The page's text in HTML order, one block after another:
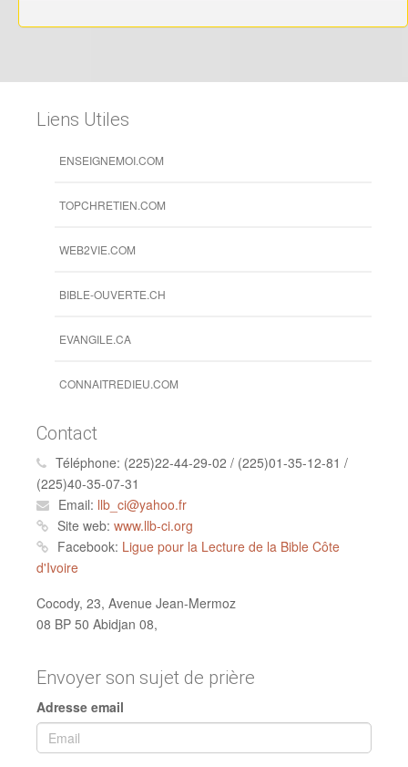
Liens Utiles
ENSEIGNEMOI.COM
TOPCHRETIEN.COM
WEB2VIE.COM
BIBLE-OUVERTE.CH
EVANGILE.CA
CONNAITREDIEU.COM
Contact
Téléphone: (225)22-44-29-02 / (225)01-35-12-81 /
(225)40-35-07-31
Email: llb_ci@yahoo.fr
Site web: www.llb-ci.org
Facebook: Ligue pour la Lecture de la Bible Côte
d'Ivoire
Cocody, 23, Avenue Jean-Mermoz
08 BP 50 Abidjan 08,
Envoyer son sujet de prière
Adresse email